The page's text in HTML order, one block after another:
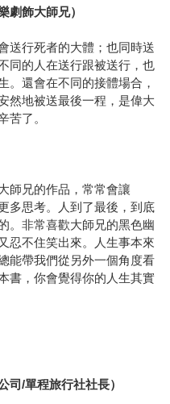
劇飾大師兄）
送行死者的大體；也同時送
同的人在送行跟被送行，也
。還會在不同的接體場合，
然地被送最後一程，是偉大
苦了。
師兄的作品，常常會讓
多思考。人到了最後，到底
。非常喜歡大師兄的黑色幽
忍不住笑出來。人生事本來
能帶我們從另外一個角度看
書，你會覺得你的人生其實
司 /單程旅行社社長）